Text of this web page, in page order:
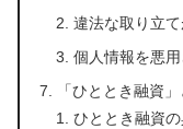
違法な取り立
個人情報を悪
「ひととき融資
ひととき融資